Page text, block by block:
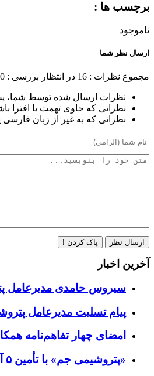
برچسب ها :
ناموجود
ارسال نظر شما
مجموع نظرات : 16 در انتظار بررسی : 0
نظرات ارسال شده توسط شما،
نظراتی که حاوی تهمت یا افترا
نظراتی که به غیر از زبان فارسی
ارسال نظر پاک کردن !
آخرین اخبار
سیروس حامدی مدیرعامل
پیام تسلیت مدیرعامل
امضای چهار تفاهم‌نامه
«پتروشیمی جم» با تأمین ۵ آمبولانس پیشرفته، ناوگان اورژانس بوشهر را تقویت می‌کند